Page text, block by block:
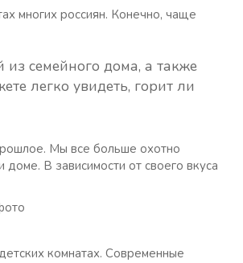
многих россиян. Конечно, чаще
семейного дома, а также
легко увидеть, горит ли
Мы все больше охотно
В зависимости от своего вкуса
комнатах. Современные